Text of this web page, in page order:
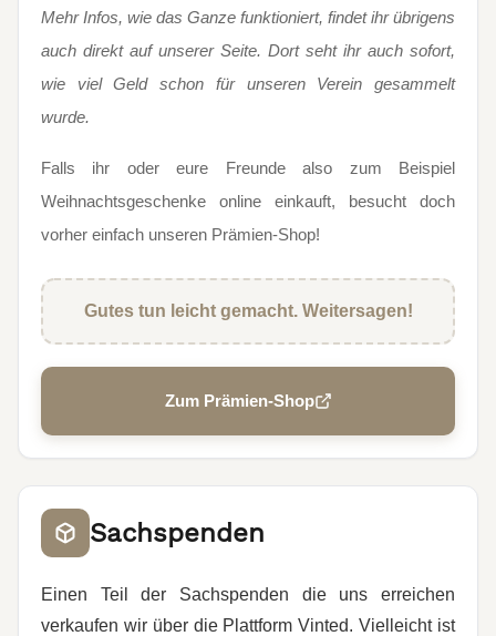
Mehr Infos, wie das Ganze funktioniert, findet ihr übrigens
auch direkt auf unserer Seite. Dort seht ihr auch sofort,
wie viel Geld schon für unseren Verein gesammelt
wurde.
Falls ihr oder eure Freunde also zum Beispiel
Weihnachtsgeschenke online einkauft, besucht doch
vorher einfach unseren Prämien-Shop!
Gutes tun leicht gemacht. Weitersagen!
Zum Prämien-Shop
Sachspenden
Einen Teil der Sachspenden die uns erreichen
verkaufen wir über die Plattform Vinted. Vielleicht ist